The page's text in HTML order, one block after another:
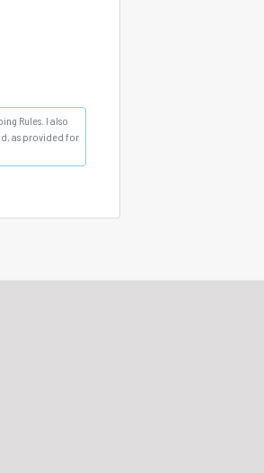
Rules. I also
as provided for